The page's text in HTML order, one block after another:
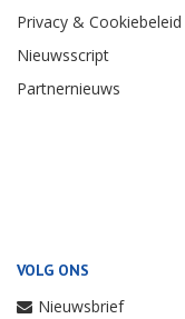
Privacy & Cookiebeleid
Nieuwsscript
Partnernieuws
VOLG ONS
Nieuwsbrief